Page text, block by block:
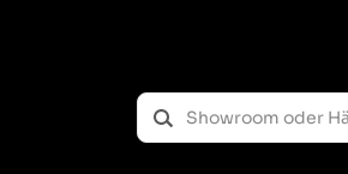
und geringfügig in der Form
auf die Zylinderzahl des Motors und